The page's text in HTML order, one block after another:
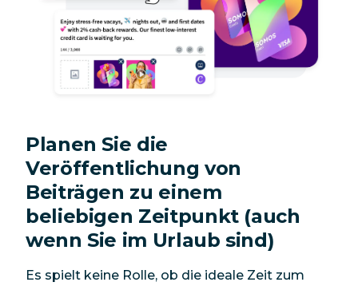
Planen Sie die
Veröffentlichung von
Beiträgen zu einem
beliebigen Zeitpunkt (auch
wenn Sie im Urlaub sind)
Es spielt keine Rolle, ob die ideale Zeit zum